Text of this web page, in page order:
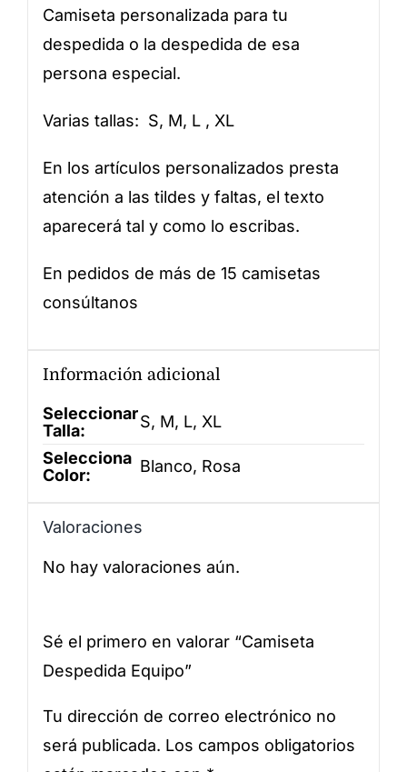
Camiseta personalizada para tu
despedida o la despedida de esa
persona especial.
Varias tallas: S, M, L , XL
En los artículos personalizados presta
atención a las tildes y faltas, el texto
aparecerá tal y como lo escribas.
En pedidos de más de 15 camisetas
consúltanos
Información adicional
Seleccionar
Talla:
S, M, L, XL
Selecciona
Color:
Blanco, Rosa
Valoraciones
No hay valoraciones aún.
Sé el primero en valorar “Camiseta
Despedida Equipo”
Tu dirección de correo electrónico no
será publicada. Los campos obligatorios